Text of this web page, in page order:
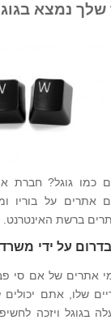
נמצא
כמו גוגל? חברת
אתרים על בוריו
ברשת האינטרנט.
על ידי
אתרים של אם סי
שלו, אתם יכולים
בגוגל ויזכה